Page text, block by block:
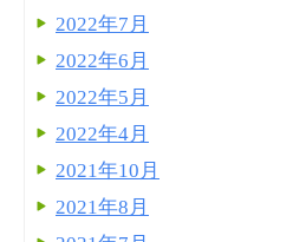
2022年7月
2022年6月
2022年5月
2022年4月
2021年10月
2021年8月